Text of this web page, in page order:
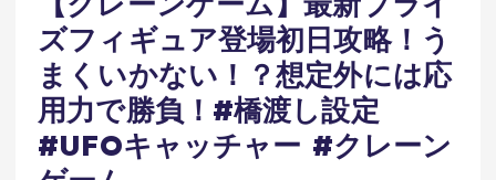
ズフィギュア登場初日攻略！う
まくいかない！？想定外には応
用力で勝負！#橋渡し設定
#UFOキャッチャー #クレーン